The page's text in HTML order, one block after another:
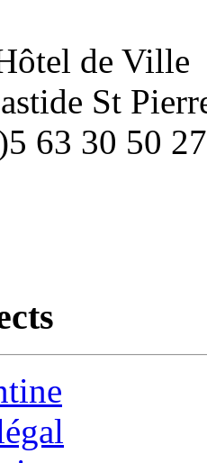
de Ville
St
63 30 50 27